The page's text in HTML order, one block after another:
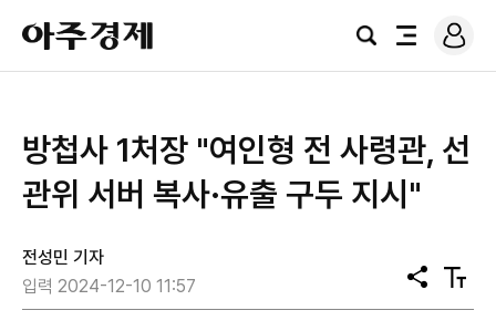
아
주
경
검
전
로
그
방첩사 1처장 "여인형 전 사령관, 선
관위 서버 복사·유출 구두 지시"
전성민 기자
입력 2024-12-10 11:57
공
유
텍
스